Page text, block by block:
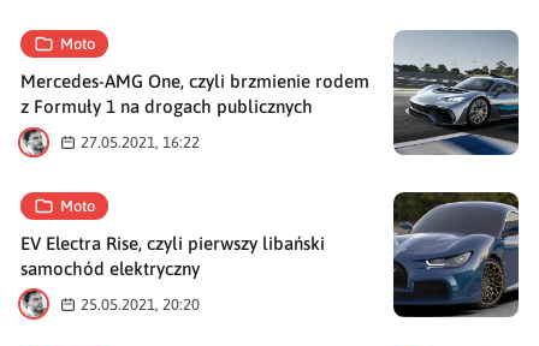
Moto
Mercedes-AMG One, czyli brzmienie rodem
z Formuły 1 na drogach publicznych
M
27.05.2021, 16:22
Moto
EV Electra Rise, czyli pierwszy libański
samochód elektryczny
M
25.05.2021, 20:20